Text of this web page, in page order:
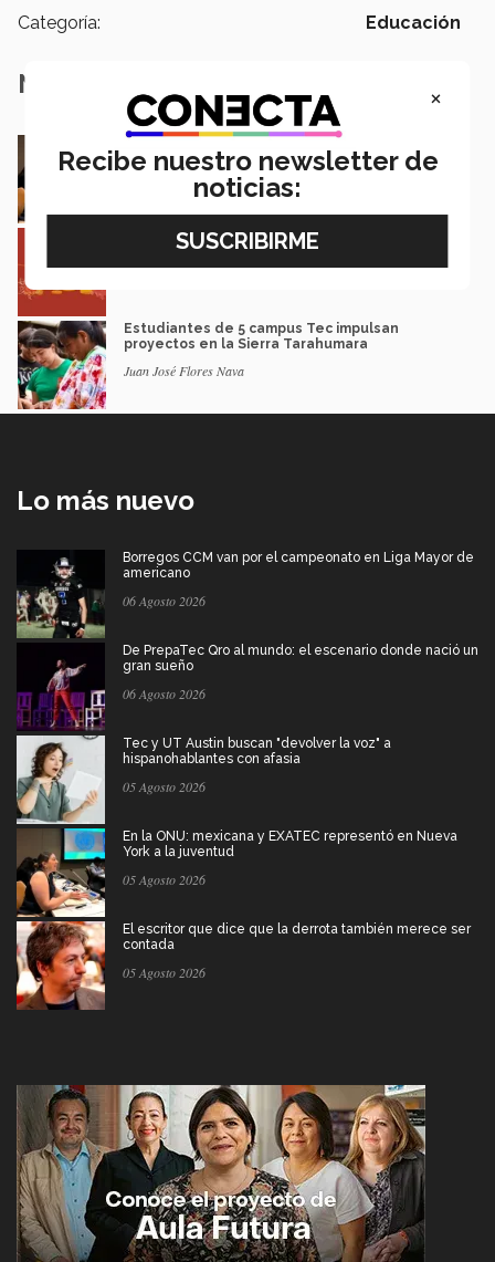
Categoría: Educación
Notas Relacionadas
En la ONU: mexicana y EXATEC representó en
Nueva York a la juventud
Loretta Mariaud y Carlos González
Entre miles: mexicana gana beca de maestría
Erasmus Mundus LIVE
Estudiantes de 5 campus Tec impulsan
proyectos en la Sierra Tarahumara
Juan José Flores Nava
Lo más nuevo
Borregos CCM van por el campeonato en Liga Mayor de
americano
06 Agosto 2026
De PrepaTec Qro al mundo: el escenario donde nació un
gran sueño
06 Agosto 2026
Tec y UT Austin buscan "devolver la voz" a
hispanohablantes con afasia
05 Agosto 2026
En la ONU: mexicana y EXATEC representó en Nueva
York a la juventud
05 Agosto 2026
El escritor que dice que la derrota también merece ser
contada
05 Agosto 2026
×
Recibe nuestro newsletter de
noticias: